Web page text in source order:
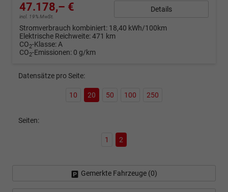
47.178,– €
incl. 19% MwSt.
Details
Stromverbrauch kombiniert: 18,40 kWh/100km
Elektrische Reichweite:471 km
CO2-Klasse:A
CO2-Emissionen: 0 g/km
Datensätze pro Seite:
10 20 50 100 250
Seiten:
1 2
Gemerkte Fahrzeuge (0)